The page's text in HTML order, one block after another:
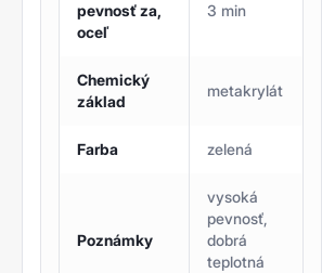
pevnosť za,
oceľ
3 min
Chemický
základ
metakrylát
Farba zelená
Poznámky
vysoká
pevnosť,
dobrá
teplotná